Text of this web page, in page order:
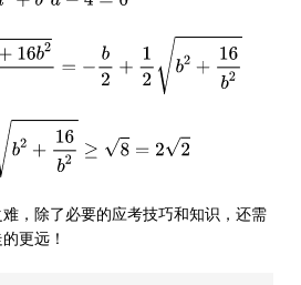
，除了必要的应考技巧和知识，还需
更远！